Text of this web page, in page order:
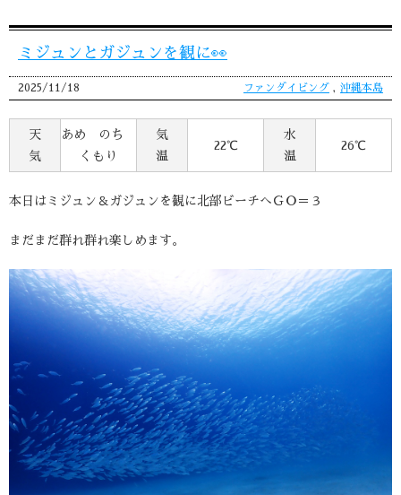
ミジュンとガジュンを観に👀
2025/11/18 ファンダイビング , 沖縄本島
天
気
あめ のち
くもり
気
温
22℃
水
温
26℃
本日はミジュン＆ガジュンを観に北部ビーチへＧＯ＝３
まだまだ群れ群れ楽しめます。